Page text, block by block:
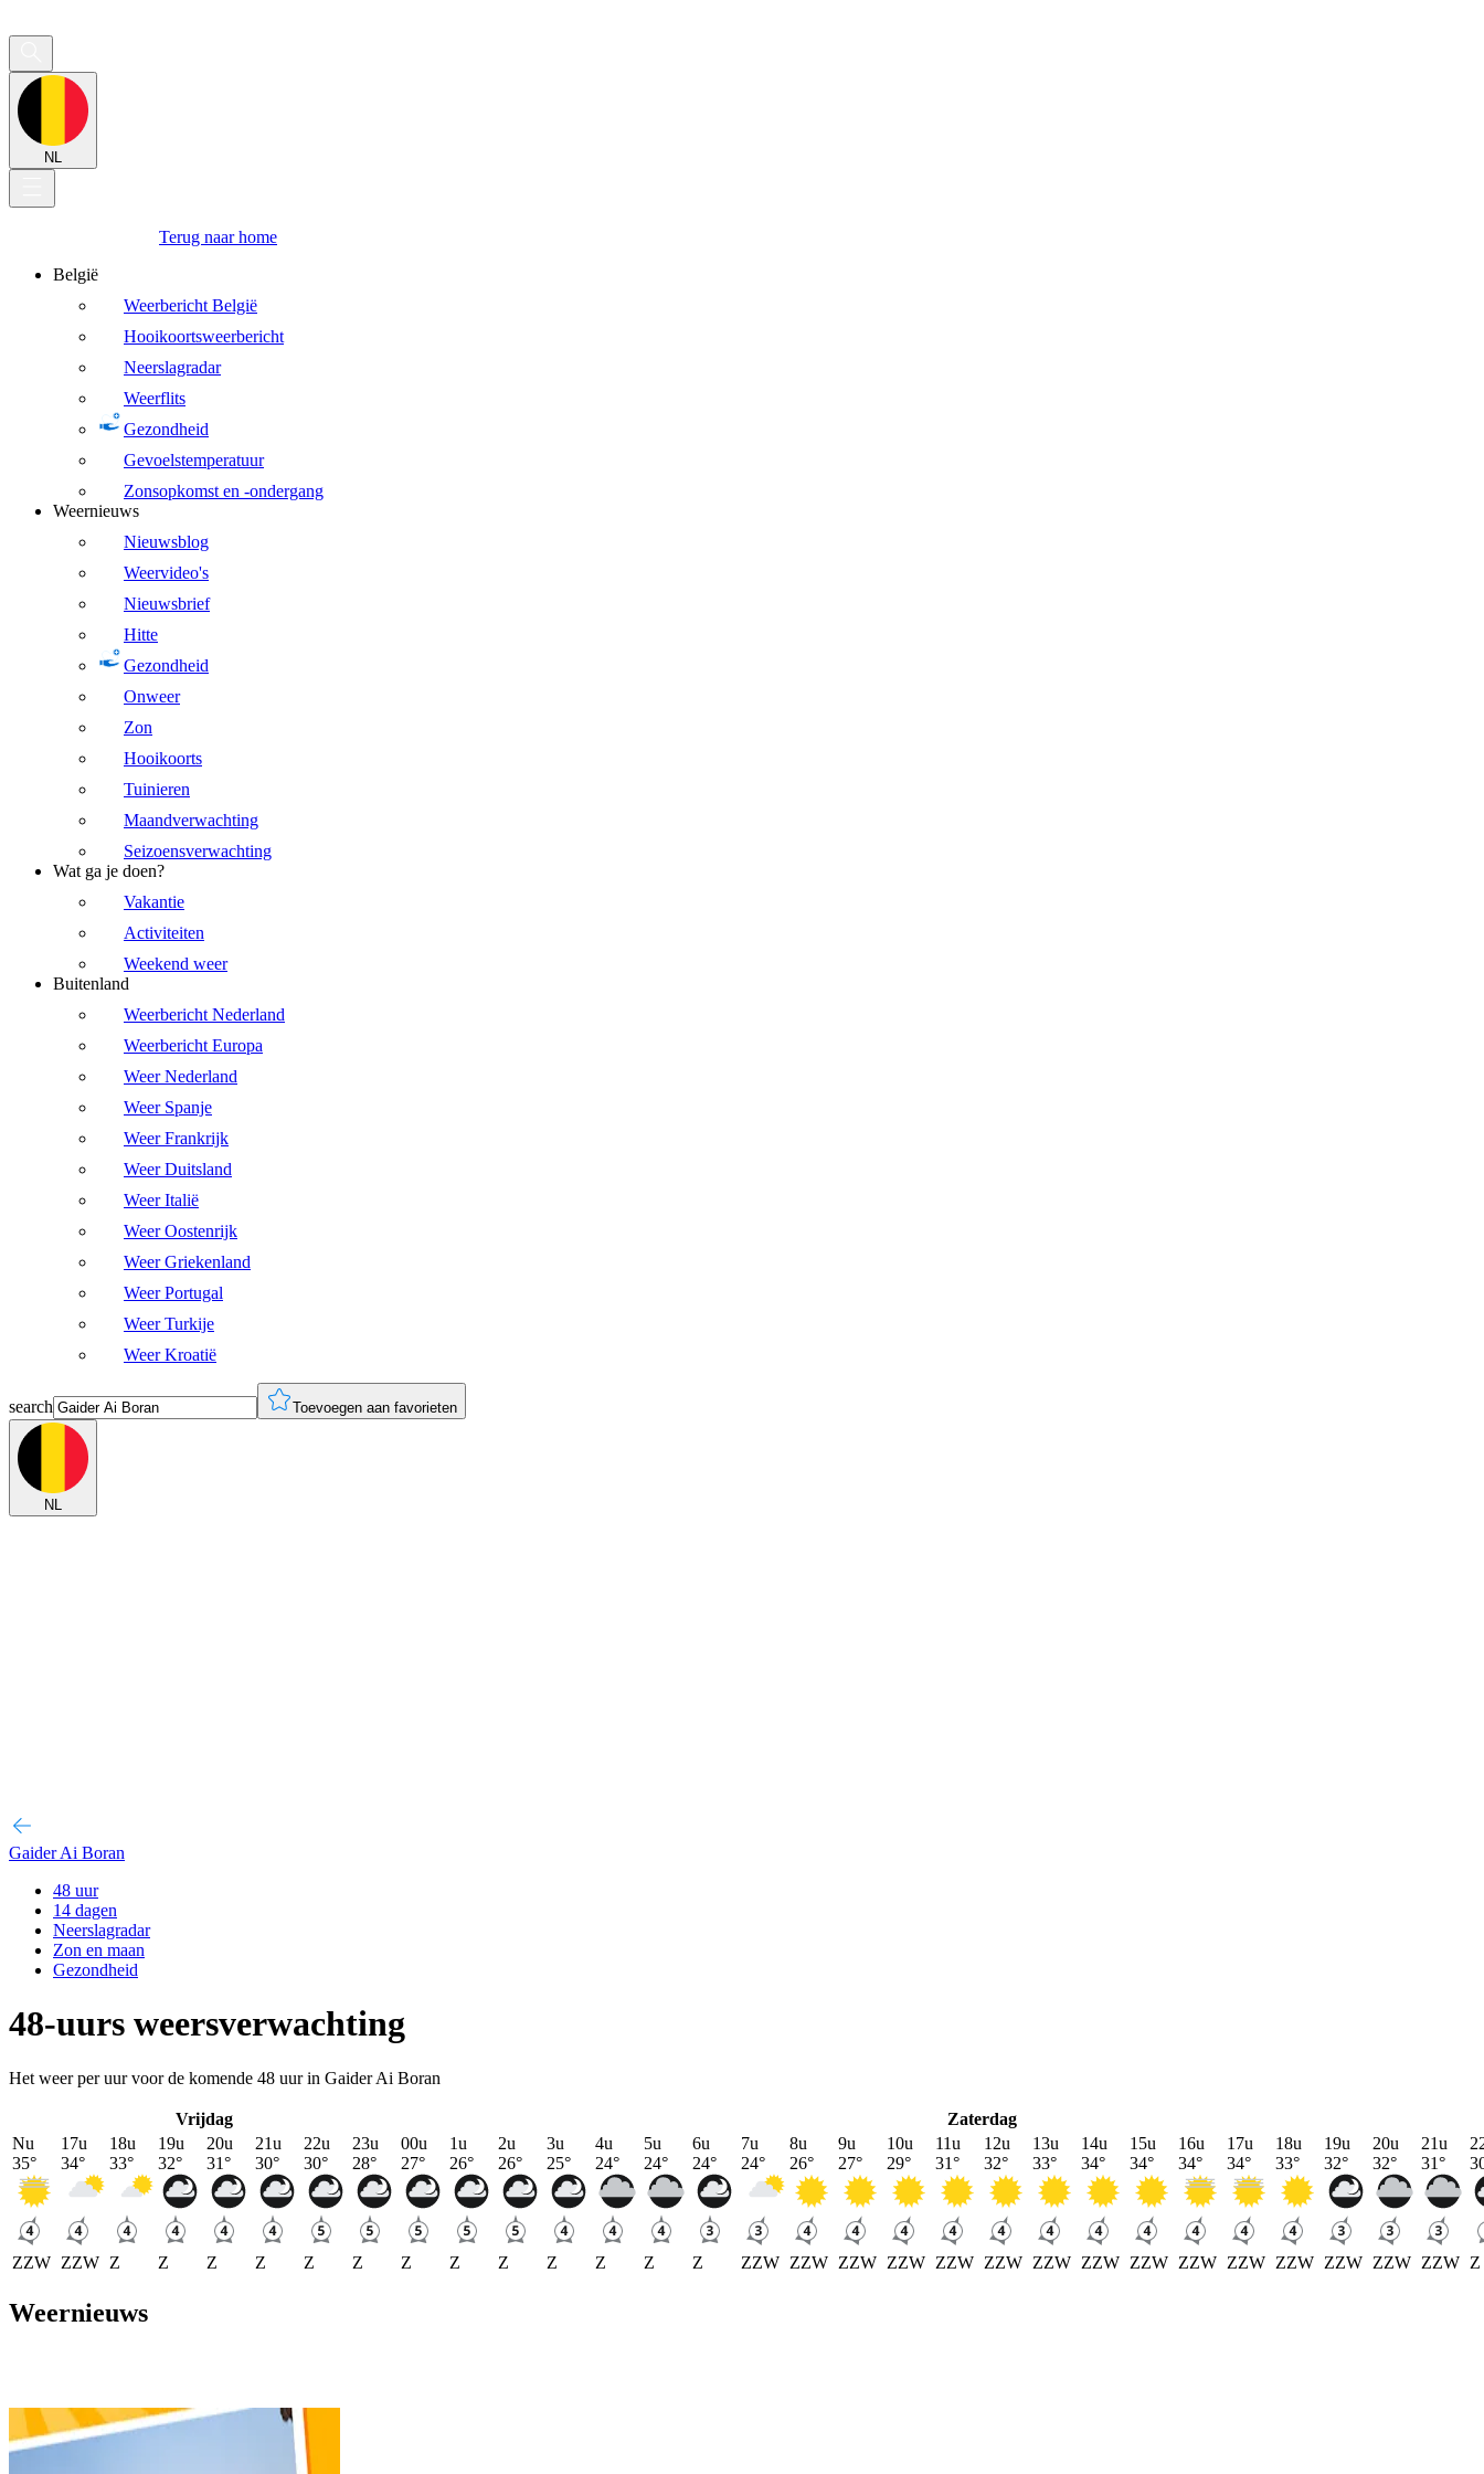
NL
Terug naar home
België
Weerbericht België
Hooikoortsweerbericht
Neerslagradar
Weerflits
Gezondheid
Gevoelstemperatuur
Zonsopkomst en -ondergang
Weernieuws
Nieuwsblog
Weervideo's
Nieuwsbrief
Hitte
Gezondheid
Onweer
Zon
Hooikoorts
Tuinieren
Maandverwachting
Seizoensverwachting
Wat ga je doen?
Vakantie
Activiteiten
Weekend weer
Buitenland
Weerbericht Nederland
Weerbericht Europa
Weer Nederland
Weer Spanje
Weer Frankrijk
Weer Duitsland
Weer Italië
Weer Oostenrijk
Weer Griekenland
Weer Portugal
Weer Turkije
Weer Kroatië
search Toevoegen aan favorieten
NL
Gaider Ai Boran
48 uur
14 dagen
Neerslagradar
Zon en maan
Gezondheid
48-uurs weersverwachting
Het weer per uur voor de komende 48 uur in Gaider Ai Boran
Vrijdag
Zaterdag
Nu
35°
ZZW
17u
34°
ZZW
18u
33°
Z
19u
32°
Z
20u
31°
Z
21u
30°
Z
22u
30°
Z
23u
28°
Z
00u
27°
Z
1u
26°
Z
2u
26°
Z
3u
25°
Z
4u
24°
Z
5u
24°
Z
6u
24°
Z
7u
24°
ZZW
8u
26°
ZZW
9u
27°
ZZW
10u
29°
ZZW
11u
31°
ZZW
12u
32°
ZZW
13u
33°
ZZW
14u
34°
ZZW
15u
34°
ZZW
16u
34°
ZZW
17u
34°
ZZW
18u
33°
ZZW
19u
32°
ZZW
20u
32°
ZZW
21u
31°
ZZW Z
Weernieuws